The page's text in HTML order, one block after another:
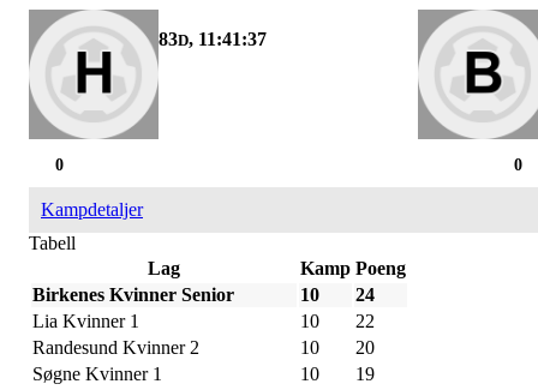
83D, 11:41:37
0
0
Kampdetaljer
Tabell
Lag
Kamp Poeng
Birkenes Kvinner Senior
10
24
Lia Kvinner 1
10
22
Randesund Kvinner 2
10
20
Søgne Kvinner 1
10 19